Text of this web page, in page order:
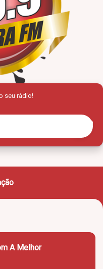
seu rádio!
A Melhor